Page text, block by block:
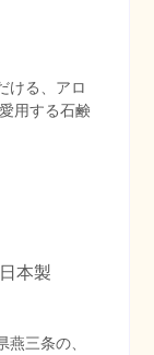
ける、アロ
用する石鹸
本製
三条の、